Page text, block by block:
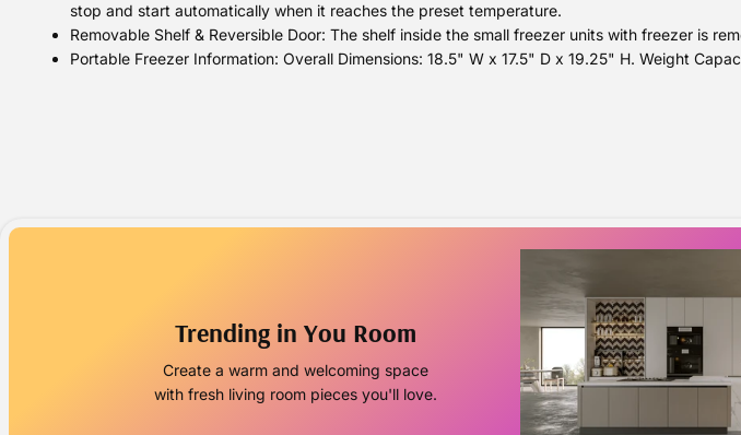
stop and start automatically when it reaches the preset temperature.
Removable Shelf & Reversible Door: The shelf inside the small freezer units with freezer is
Portable Freezer Information: Overall Dimensions: 18.5" W x 17.5" D x 19.25" H. Weight
Trending in You Room
Create a warm and welcoming space
with fresh living room pieces you'll love.